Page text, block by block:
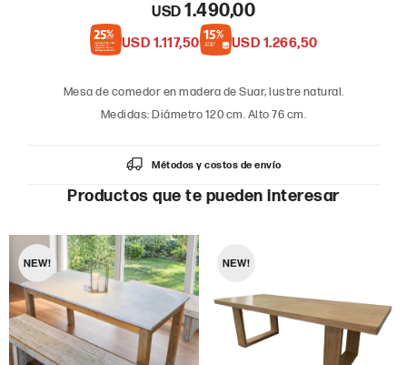
USD 1.490,00
USD 1.117,50 USD 1.266,50
Mesa de comedor en madera de Suar, lustre natural.
Medidas: Diámetro 120 cm. Alto 76 cm.
Métodos y costos de envío
Productos que te pueden interesar